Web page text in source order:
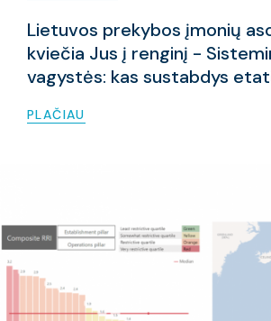
Lietuvos prekybos įmonių
kviečia Jus į renginį -
vagystės: kas sustabdys
PLAČIAU